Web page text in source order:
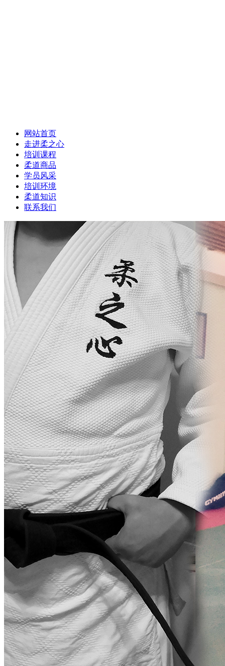
网站首页
走进柔之心
培训课程
柔道商品
学员风采
培训环境
柔道知识
联系我们